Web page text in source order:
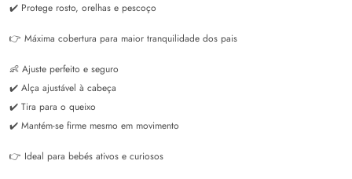
✔️ Protege rosto, orelhas e pescoço
👉 Máxima cobertura para maior tranquilidade dos pais
👶 Ajuste perfeito e seguro
✔️ Alça ajustável à cabeça
✔️ Tira para o queixo
✔️ Mantém-se firme mesmo em movimento
👉 Ideal para bebés ativos e curiosos